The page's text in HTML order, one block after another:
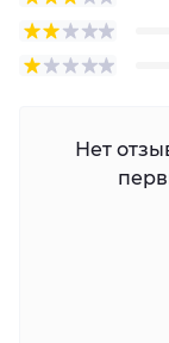
Нет